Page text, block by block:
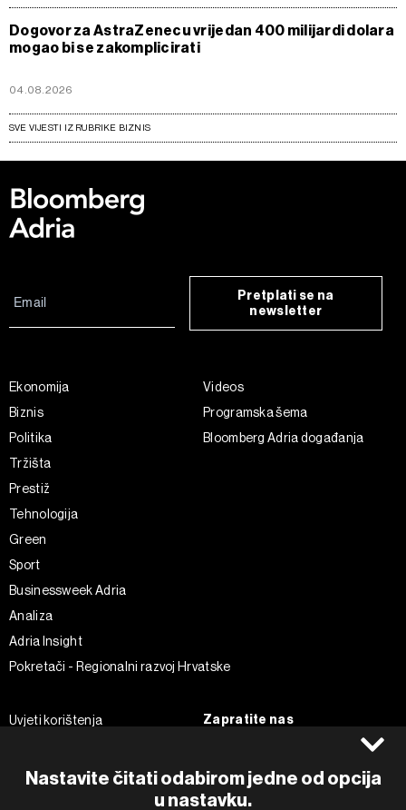
Dogovor za AstraZenecu vrijedan 400 milijardi dolara
mogao bi se zakomplicirati
04.08.2026
SVE VIJESTI IZ RUBRIKE BIZNIS
Nastavite čitati odabirom jedne od opcija
u nastavku.
Pretplati se na
newsletter
Ekonomija
Biznis
Politika
Tržišta
Prestiž
Tehnologija
Green
Sport
Businessweek Adria
Analiza
Adria Insight
Pokretači - Regionalni razvoj Hrvatske
Videos
Programska šema
Bloomberg Adria događanja
Uvjeti korištenja
Politika kolačića
Zapratite nas
Instagram
Twitter